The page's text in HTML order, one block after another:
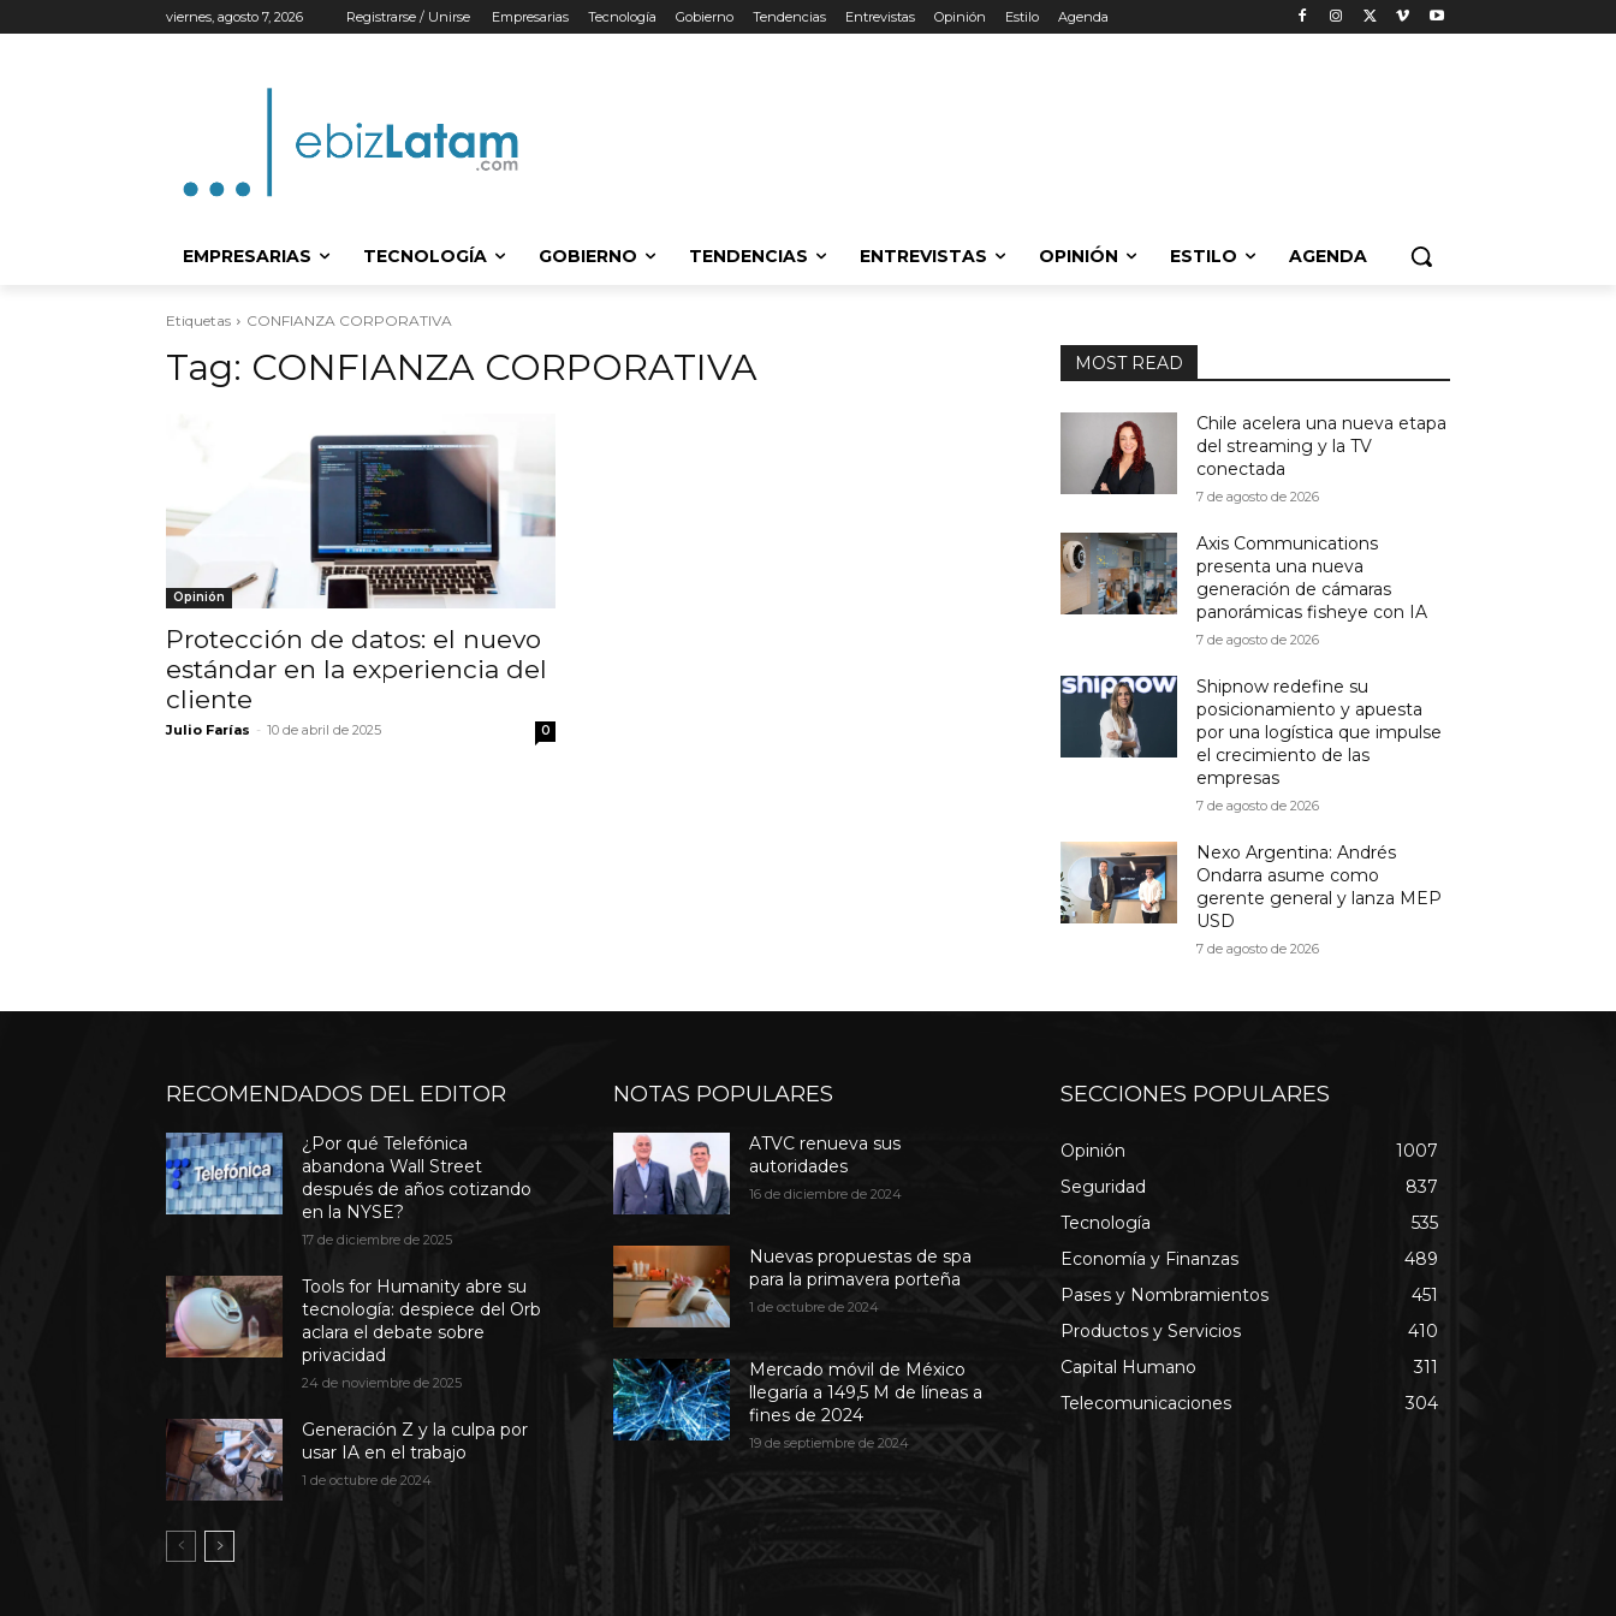
viernes, agosto 7, 2026 Registrarse / Unirse Empresarias Tecnología Gobierno Tendencias Entrevistas Opinión Estilo Agenda
EMPRESARIAS TECNOLOGÍA GOBIERNO TENDENCIAS ENTREVISTAS OPINIÓN ESTILO AGENDA
Etiquetas CONFIANZA CORPORATIVA
Tag: CONFIANZA CORPORATIVA
Opinión
Protección de datos: el nuevo
estándar en la experiencia del
cliente
Julio Farías - 10 de abril de 2025 0
MOST READ
Chile acelera una nueva etapa
del streaming y la TV
conectada
7 de agosto de 2026
Axis Communications
presenta una nueva
generación de cámaras
panorámicas fisheye con IA
7 de agosto de 2026
Shipnow redefine su
posicionamiento y apuesta
por una logística que impulse
el crecimiento de las
empresas
7 de agosto de 2026
Nexo Argentina: Andrés
Ondarra asume como
gerente general y lanza MEP
USD
7 de agosto de 2026
RECOMENDADOS DEL EDITOR
¿Por qué Telefónica
abandona Wall Street
después de años cotizando
en la NYSE?
17 de diciembre de 2025
Tools for Humanity abre su
tecnología: despiece del Orb
aclara el debate sobre
privacidad
24 de noviembre de 2025
Generación Z y la culpa por
usar IA en el trabajo
1 de octubre de 2024
NOTAS POPULARES
ATVC renueva sus
autoridades
16 de diciembre de 2024
Nuevas propuestas de spa
para la primavera porteña
1 de octubre de 2024
Mercado móvil de México
llegaría a 149,5 M de líneas a
fines de 2024
19 de septiembre de 2024
SECCIONES POPULARES
Opinión
1007
Seguridad
837
Tecnología
535
Economía y Finanzas
489
Pases y Nombramientos
451
Productos y Servicios
410
Capital Humano
311
Telecomunicaciones
304